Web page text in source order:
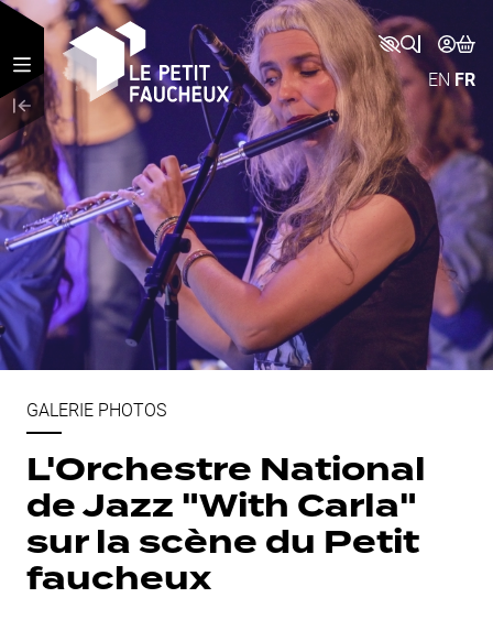
Aller au contenu principal
EN FR
GALERIE PHOTOS
L'Orchestre National
de Jazz "With Carla"
sur la scène du Petit
faucheux